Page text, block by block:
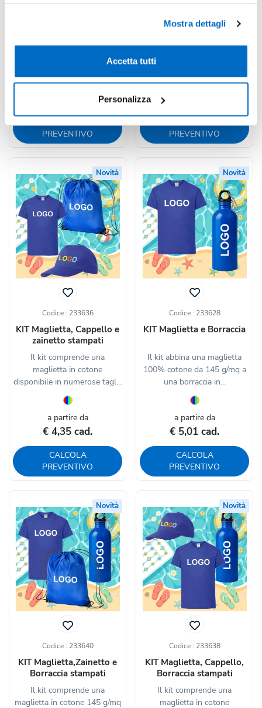
Mostra dettagli
Accetta tutti
Personalizza
con spallacci, un...
a partire da
PREVENTIVO
Kit composto da una
145 g/mq e un cappellino in...
a partire da
PREVENTIVO
Novità
Codice : 233636
KIT Maglietta, Cappello e
zainetto stampati
Il kit comprende una
maglietta in cotone
disponibile in numerose taglie
e...
a partire da
€ 4,35 cad.
CALCOLA
PREVENTIVO
Novità
Codice : 233628
KIT Maglietta e Borraccia
Il kit abbina una maglietta
100% cotone da 145 g/mq a
una borraccia in...
a partire da
€ 5,01 cad.
CALCOLA
PREVENTIVO
Novità
Codice : 233640
KIT Maglietta,Zainetto e
Borraccia stampati
Il kit comprende una
maglietta in cotone 145 g/mq
Novità
Codice : 233638
KIT Maglietta, Cappello,
Borraccia stampati
Il kit comprende una
maglietta in cotone